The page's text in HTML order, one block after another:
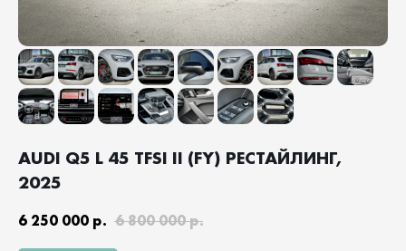
AUDI Q5 L 45 TFSI II (FY) РЕСТАЙЛИНГ,
2025
6 250 000 р. 6 800 000р.